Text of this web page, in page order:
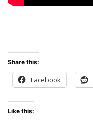
Share this:
Facebook
Like this: